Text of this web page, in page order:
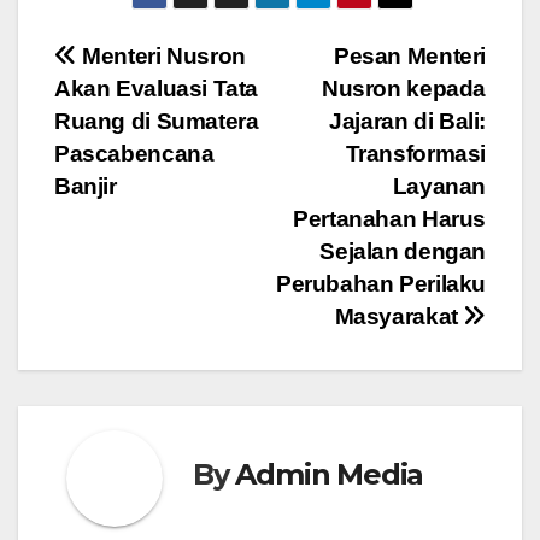
Navigasi
pos
Pesan Menteri
Nusron kepada
Jajaran di Bali:
Transformasi
Layanan
Pertanahan Harus
Sejalan dengan
Perubahan Perilaku
Masyarakat
Menteri Nusron
Akan Evaluasi Tata
Ruang di Sumatera
Pascabencana
Banjir
ByAdmin Media